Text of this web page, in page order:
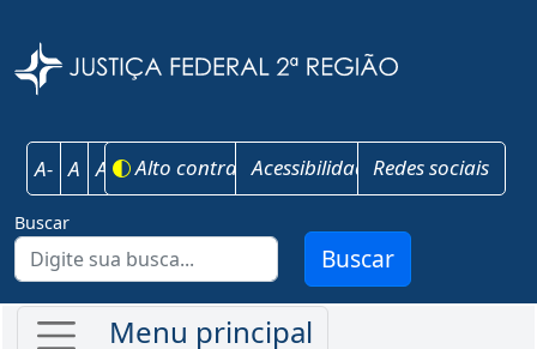
A- A A+ Alto contrasteAcessibilidadeRedes sociais
Buscar
Buscar